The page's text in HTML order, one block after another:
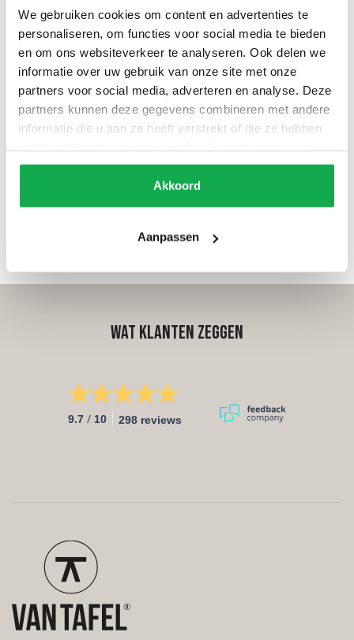
We gebruiken cookies om content en advertenties te
personaliseren, om functies voor social media te bieden
en om ons websiteverkeer te analyseren. Ook delen we
informatie over uw gebruik van onze site met onze
partners voor social media, adverteren en analyse. Deze
partners kunnen deze gegevens combineren met andere
informatie die u aan ze heeft verstrekt of die ze hebben
Akkoord
Aanpassen
Barkruk Oketo
De Oketo barkruk is een luxe
diverse stoffen,
bijpassend gepoedercoat
Barkruk Hofu
Barkruk Hofu zit heerlijk en
stabiel design en is
kleuren: French toast Enoki
Wat klanten zeggen
9.7 / 10 298 reviews